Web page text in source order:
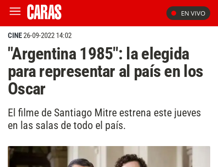
EN VIVO
CINE26-09-2022 14:02
"Argentina 1985": la elegida
para representar al país en los
Oscar
El filme de Santiago Mitre estrena este jueves
en las salas de todo el país.